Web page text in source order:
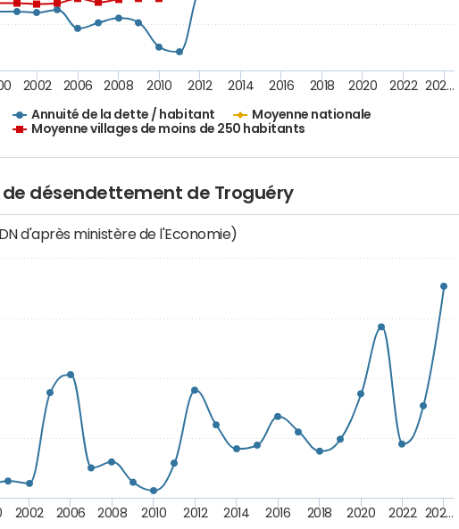
Annuité de la dette / habitant
Moyenne nationale
Moyenne villages de moins de 250 habitants
2002 2006 2008 2010 2012 2014 2016 2018 2020 2022 202…
désendettement de Troguéry
d'après ministère de l'Economie)
2002 2006 2008 2010 2012 2014 2016 2018 2020 2022 202…